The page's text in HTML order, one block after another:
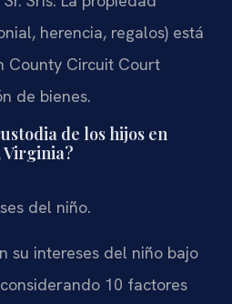
herencia, regalos) está
County Circuit Court
de bienes.
de los hijos en
Virginia?
del niño.
su intereses del niño bajo
10 factores